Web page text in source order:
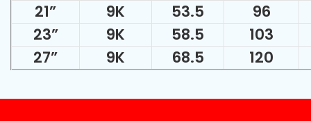
21” 9K 53.5
96
23” 9K 58.5
103
27” 9K 68.5 120